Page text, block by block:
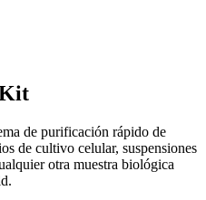
de purificación rápido de
de cultivo celular, suspensiones
otra muestra biológica